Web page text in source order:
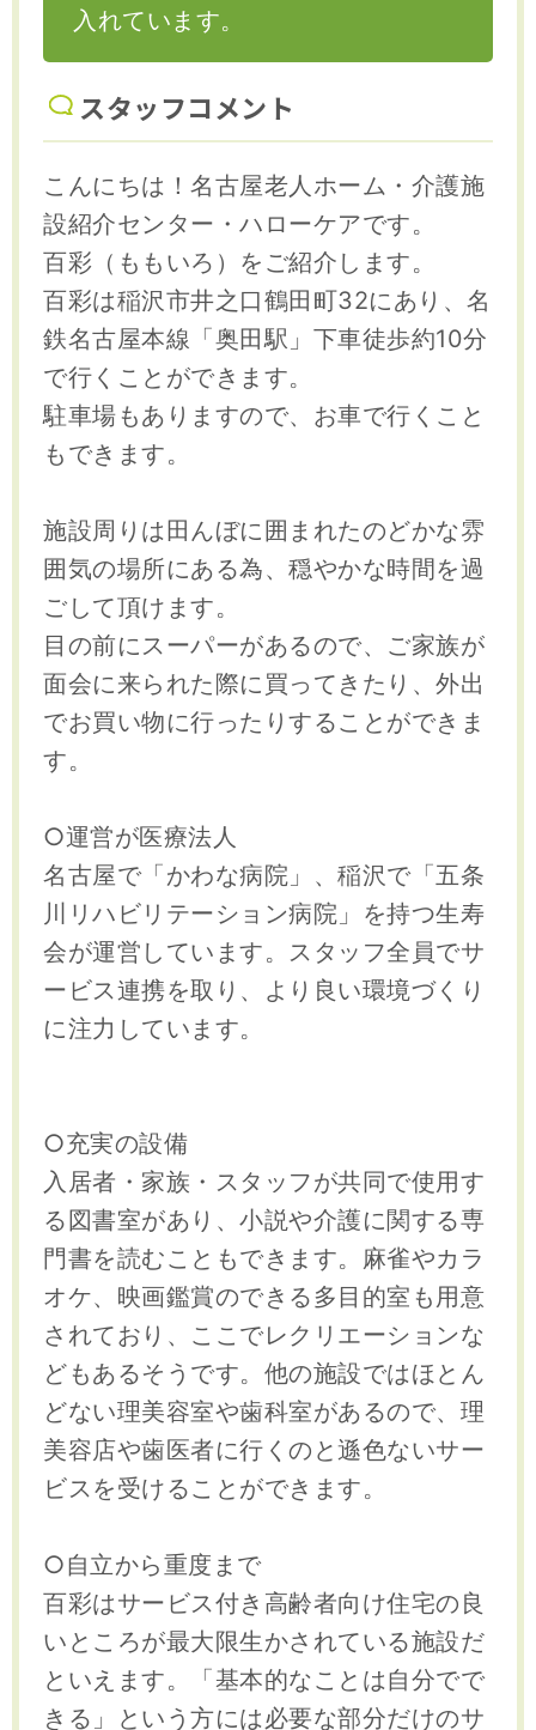
入れています。
スタッフコメント
こんにちは！名古屋老人ホーム・介護施
設紹介センター・ハローケアです。
百彩（ももいろ）をご紹介します。
百彩は稲沢市井之口鶴田町32にあり、名
鉄名古屋本線「奥田駅」下車徒歩約10分
で行くことができます。
駐車場もありますので、お車で行くこと
もできます。
施設周りは田んぼに囲まれたのどかな雰
囲気の場所にある為、穏やかな時間を過
ごして頂けます。
目の前にスーパーがあるので、ご家族が
面会に来られた際に買ってきたり、外出
でお買い物に行ったりすることができま
す。
○運営が医療法人
名古屋で「かわな病院」、稲沢で「五条
川リハビリテーション病院」を持つ生寿
会が運営しています。スタッフ全員でサ
ービス連携を取り、より良い環境づくり
に注力しています。
○充実の設備
入居者・家族・スタッフが共同で使用す
る図書室があり、小説や介護に関する専
門書を読むこともできます。麻雀やカラ
オケ、映画鑑賞のできる多目的室も用意
されており、ここでレクリエーションな
どもあるそうです。他の施設ではほとん
どない理美容室や歯科室があるので、理
美容店や歯医者に行くのと遜色ないサー
ビスを受けることができます。
○自立から重度まで
百彩はサービス付き高齢者向け住宅の良
いところが最大限生かされている施設だ
といえます。「基本的なことは自分でで
きる」という方には必要な部分だけのサ